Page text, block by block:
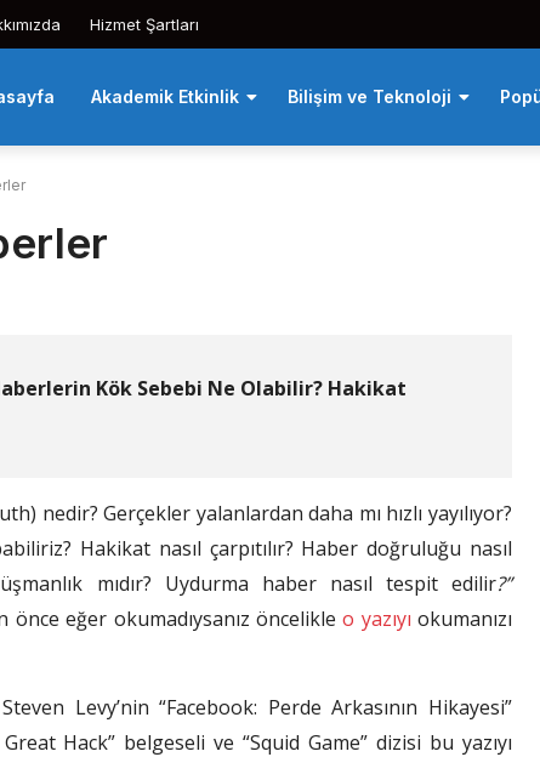
Hizmet Şartları
Akademik Etkinlik Bilişim ve Teknoloji
Kök Sebebi Ne Olabilir? Hakikat
nedir? Gerçekler yalanlardan daha mı hızlı yayılıyor?
Hakikat nasıl çarpıtılır? Haber doğruluğu nasıl
mıdır? Uydurma haber nasıl tespit edilir?”
önce eğer okumadıysanız öncelikleo yazıyı okumanızı
Levy’nin “Facebook: Perde Arkasının Hikayesi”
Hack” belgeseli ve “Squid Game” dizisi bu yazıyı